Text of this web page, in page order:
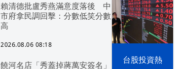
之下
台股投資熱
賴清德批盧秀燕滿意度落後 中
市府拿民調回擊：分數低笑分數
高
2026.08.06 08:18
饒河名店「秀蓋掉蔣萬安簽名」